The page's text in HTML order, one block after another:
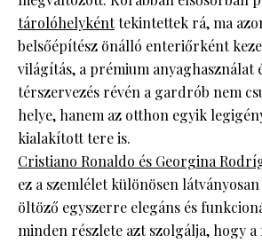
tárolóhelykénttekintettek rá, ma
belsőépítész önálló enteriőrként
világítás, a prémium anyaghasználat
térszervezés révén a gardrób nem
helye, hanem az otthon egyik
kialakított tere is.
Cristiano Ronaldo és Georgina
ez a szemlélet különösen
öltöző egyszerre elegáns és
minden részlete azt szolgálja, hogy a